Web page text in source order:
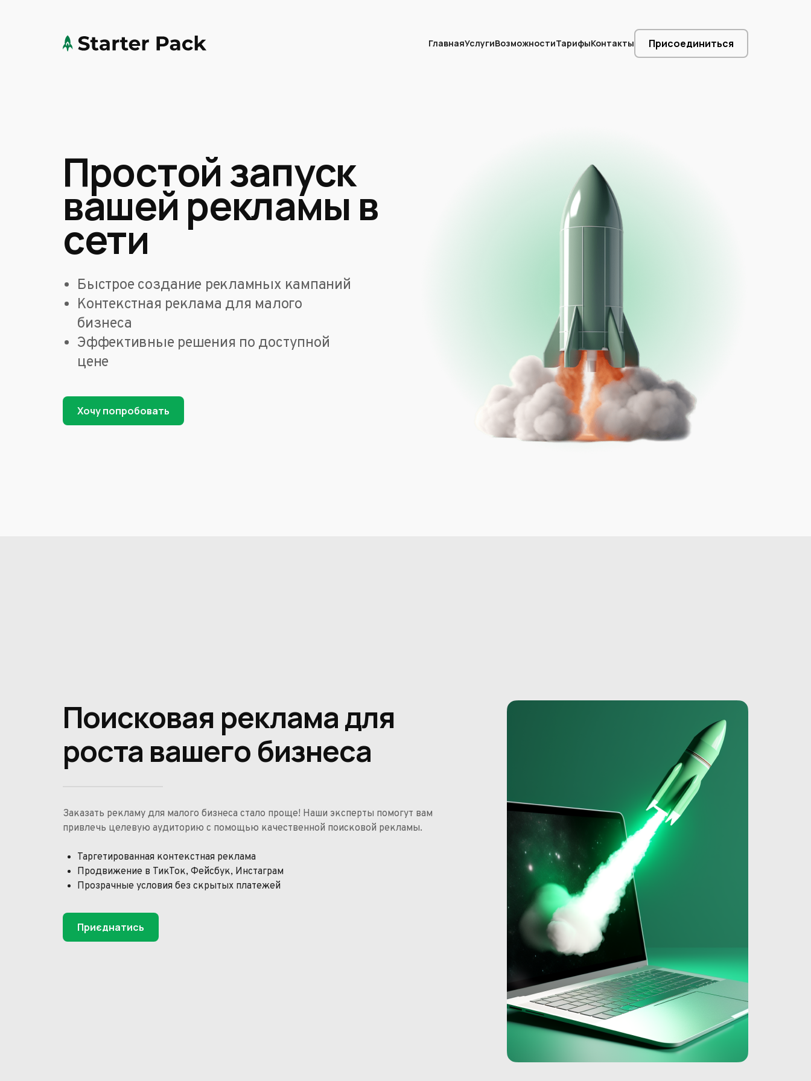
ГлавнаяУслугиВозможностиТарифыКонтакты Присоединиться
Простой запуск
вашей рекламы в
сети
Быстрое создание рекламных кампаний
Контекстная реклама для малого
бизнеса
Эффективные решения по доступной
цене
Хочу попробовать
Поисковая реклама для
роста вашего бизнеса
Заказать рекламу для малого бизнеса стало проще! Наши эксперты помогут вам
привлечь целевую аудиторию с помощью качественной поисковой рекламы.
Таргетированная контекстная реклама
Продвижение в ТикТок, Фейсбук, Инстаграм
Прозрачные условия без скрытых платежей
Приєднатись